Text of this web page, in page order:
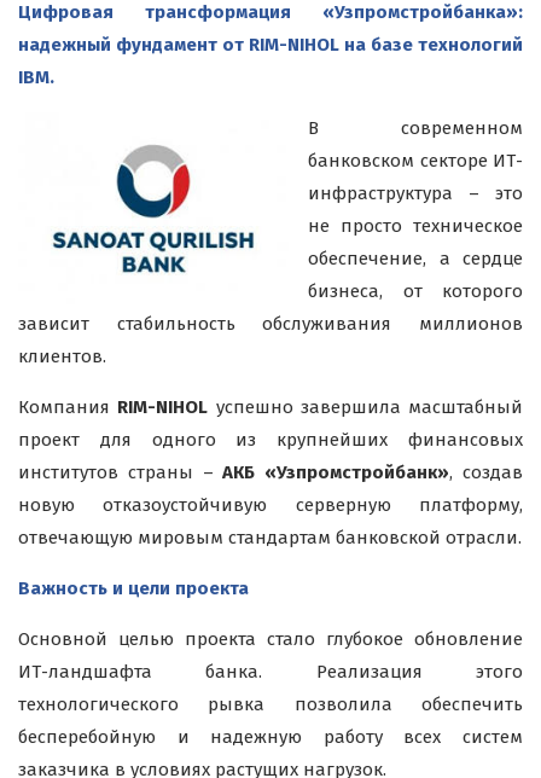
Цифровая трансформация «Узпромстройбанка»:
надежный фундамент от RIM-NIHOL на базе технологий
IBM.
В современном
банковском секторе ИТ-
инфраструктура – это
не просто техническое
обеспечение, а сердце
бизнеса, от которого
зависит стабильность обслуживания миллионов
клиентов.
Компания RIM-NIHOL успешно завершила масштабный
проект для одного из крупнейших финансовых
институтов страны –АКБ «Узпромстройбанк», создав
новую отказоустойчивую серверную платформу,
отвечающую мировым стандартам банковской отрасли.
Важность и цели проекта
Основной целью проекта стало глубокое обновление
ИТ-ландшафта банка. Реализация этого
технологического рывка позволила обеспечить
бесперебойную и надежную работу всех систем
заказчика в условиях растущих нагрузок.